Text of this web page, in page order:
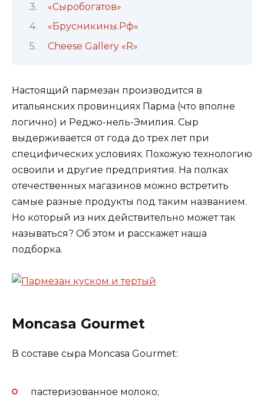
«Сыробогатов»
«Брусникины.Рф»
Cheese Gallery «R»
Настоящий пармезан производится в
итальянских провинциях Парма (что вполне
логично) и Реджо-нель-Эмилия. Сыр
выдерживается от года до трех лет при
специфических условиях. Похожую технологию
освоили и другие предприятия. На полках
отечественных магазинов можно встретить
самые разные продукты под таким названием.
Но который из них действительно может так
называться? Об этом и расскажет наша
подборка.
Moncasa Gourmet
В составе сыра Moncasa Gourmet:
пастеризованное молоко;